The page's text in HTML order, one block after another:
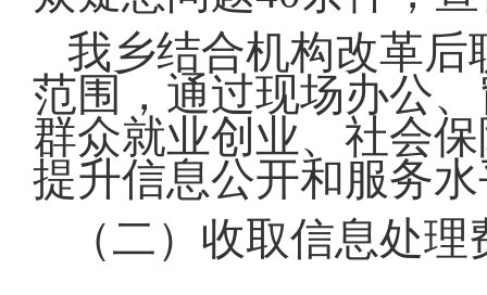
我乡结合机构改革
范围，通过现场办公
群众就业创业、社会
提升信息公开和服务
（二）收取信息处理